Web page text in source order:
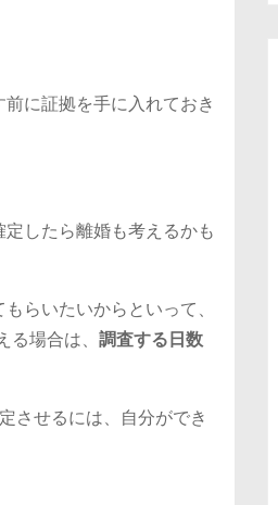
に証拠を手に入れておき
したら離婚も考えるかも
らいたいからといって、
場合は、 調査する日数
させるには、自分ができ